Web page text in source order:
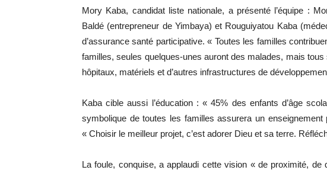
Mory Kaba, candidat liste nationale, a présenté l’équipe :
Baldé (entrepreneur de Yimbaya) et Rouguiyatou Kaba
d’assurance santé participative. « Toutes les familles
familles, seules quelques-unes auront des malades, mais
hôpitaux, matériels et d’autres infrastructures de
Kaba cible aussi l’éducation : « 45% des enfants d’âge
symbolique de toutes les familles assurera un
« Choisir le meilleur projet, c’est adorer Dieu et sa terre.
La foule, conquise, a applaudi cette vision « de proximité, de